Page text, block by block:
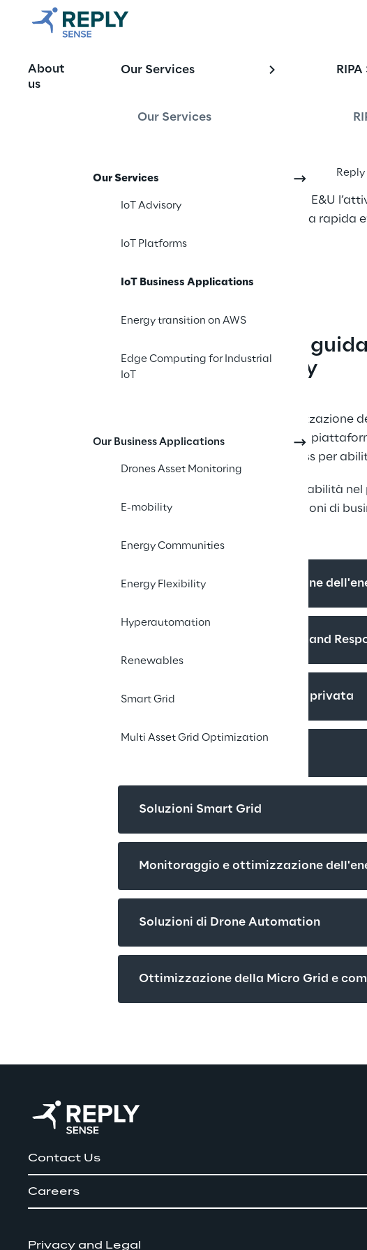
About
us
Our Services
Our Services
Our Services
IoT Advisory
IoT Platforms
IoT Business Applications
Energy transition on AWS
Edge Computing for Industrial
IoT
Our Business Applications
Drones Asset Monitoring
E-mobility
Energy Communities
Energy Flexibility
Hyperautomation
Renewables
Smart Grid
Multi Asset Grid Optimization
Applicazioni
basate su paradigmi e
operatori del settore E&U
processi richiesti dalla rapida
La trasformazione
dell'Energy & Utility
Il percorso rivolto alla decarbonizzazione
l'indispensabile introduzione delle
innovative applicazioni di business per
Sense Reply ha una comprovata abilità
livello globale di diverse applicazioni di
Monitoraggio e ottimizzazione
Flessibilità energetica e Demand
Mobilità elettrica pubblica e privata
Soluzioni Smart Grid
Monitoraggio e ottimizzazione
Soluzioni di Drone Automation
Ottimizzazione della Micro Grid e
Contact Us
Careers
Privacy and Legal